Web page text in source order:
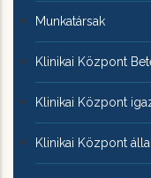
Munkatársak
Klinikai Központ
Klinikai Központ
Klinikai Központ